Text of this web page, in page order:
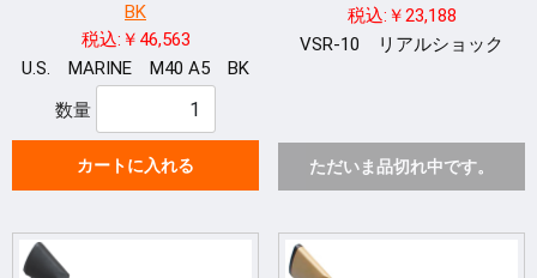
BK
税込:￥46,563
U.S. MARINE M40 A5 BK
数量
カートに入れる
税込:￥23,188
VSR-10 リアルショック
ただいま品切れ中です。